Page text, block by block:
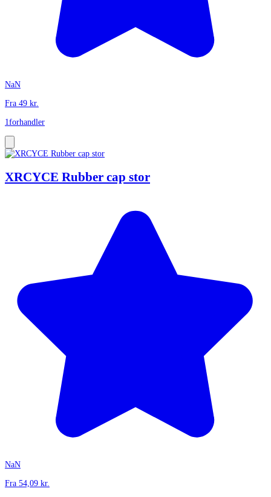
NaN
Fra 49 kr.
1forhandler
XRCYCE Rubber cap stor
NaN
Fra 54,09 kr.